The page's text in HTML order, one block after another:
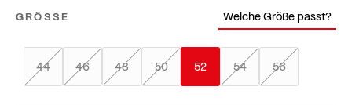
GRÖSSE Welche Größe passt?
44 46 48 50 52 54 56